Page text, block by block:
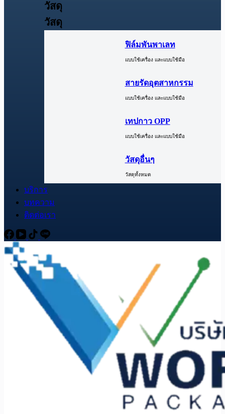
วัสดุ
วัสดุ
ฟิล์มพันพาเลท
แบบใช้เครื่อง และแบบใช้มือ
สายรัดอุตสาหกรรม
แบบใช้เครื่อง และแบบใช้มือ
เทปกาว OPP
แบบใช้เครื่อง และแบบใช้มือ
วัสดุอื่นๆ
วัสดุทั้งหมด
บริการ
บทความ
ติดต่อเรา